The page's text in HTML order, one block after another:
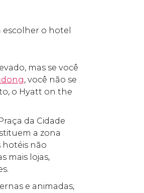
escolher o hotel
mas se você
, você não se
o Hyatt on the
da Cidade
a zona
hotéis não
mais lojas,
e animadas,